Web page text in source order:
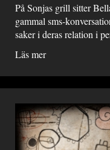
På Sonjas grill sitter
gammal sms-
saker i deras relation i
Läs mer